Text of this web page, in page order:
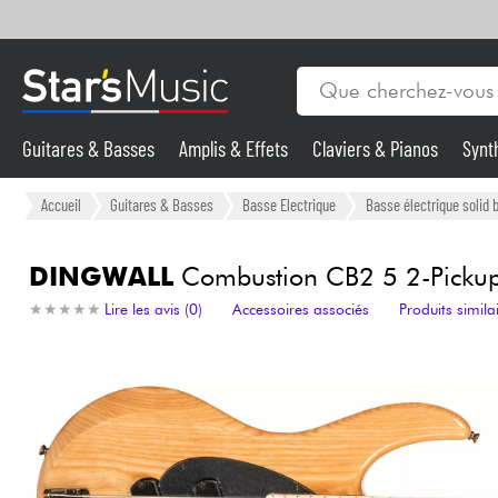
Guitares & Basses
Synthés & Sampleurs
Micros & HF
Eclairage
Violons & Quatuor
Guitares & Basses Amplis & Effets Claviers & Pianos
Accueil Guitares & Basses Basse Electrique Basse électrique solid
DINGWALLCombustion CB2 5 2-
★ ★ ★ ★ ★
★ ★ ★ ★ ★ Lire les avis (0) Accessoires associés Produits